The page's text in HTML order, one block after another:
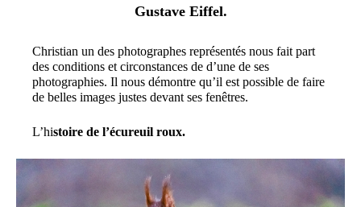
Gustave Eiffel.
Christian un des photographes représentés nous fait part
des conditions et circonstances de d’une de ses
photographies. Il nous démontre qu’il est possible de faire
de belles images justes devant ses fenêtres.
L’histoire de l’écureuil roux.